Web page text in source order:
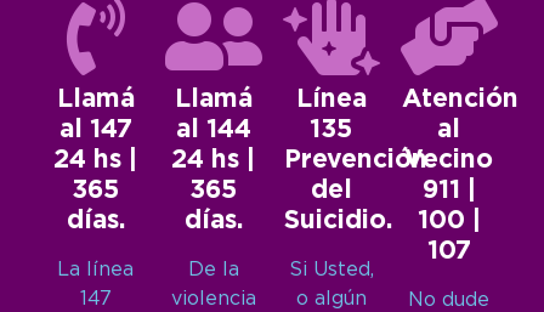
Llamá
al 147
24 hs |
365
días.
La línea
147
Llamá
al 144
24 hs |
365
días.
De la
violencia
Línea
135
Prevención
del
Suicidio.
Si Usted,
o algún
Atención
al
Vecino
911 |
100 |
107
No dude